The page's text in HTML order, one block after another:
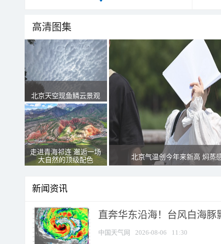
高清图集
北京天空现鱼鳞云景观
走进青海祁连 邂逅一场
大自然的顶级配色
北京气温创今年来新高 焖蒸
新闻资讯
直奔华东沿海！台风白海豚
中国天气网 2026-08-06 11:30